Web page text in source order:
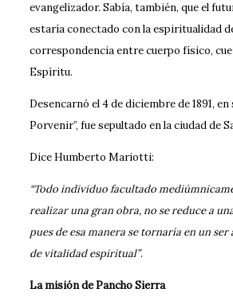
evangelizador. Sabía, también, que el
estaría conectado con la espiritualidad
correspondencia entre cuerpo físico,
Espíritu.
Desencarnó el 4 de diciembre de 1891, en
Porvenir”, fue sepultado en la ciudad de
Dice Humberto Mariotti:
“Todo individuo facultado
realizar una gran obra, no se reduce a
pues de esa manera se tornaría en un
de vitalidad espiritual”.
La misión de Pancho Sierra